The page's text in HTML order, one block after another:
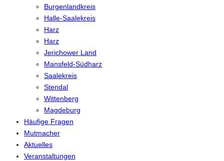
Burgenlandkreis
Halle-Saalekreis
Harz
Harz
Jerichower Land
Mansfeld-Südharz
Saalekreis
Stendal
Wittenberg
Magdeburg
Häufige Fragen
Mutmacher
Aktuelles
Veranstaltungen